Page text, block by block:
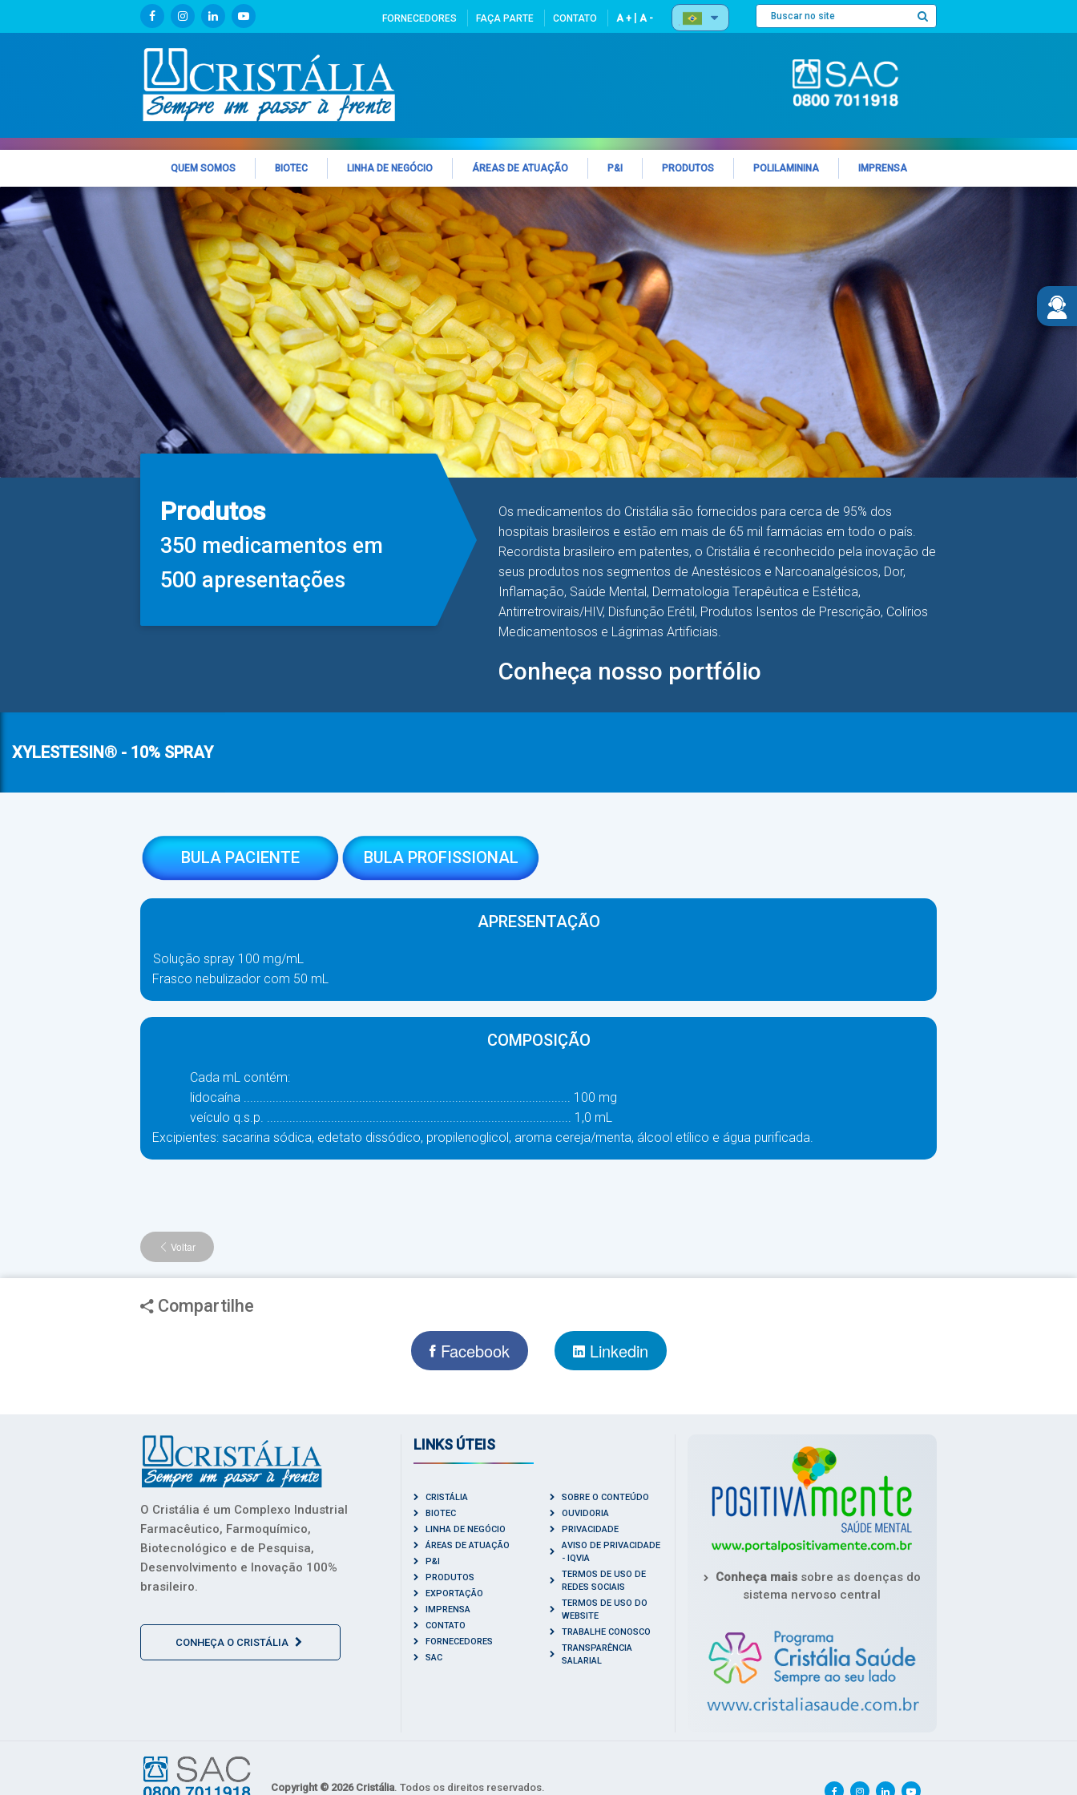
FORNECEDORES FAÇA PARTE CONTATO A + A -
QUEM SOMOS BIOTEC LINHA DE NEGÓCIO ÁREAS DE ATUAÇÃO P&I PRODUTOS POLILAMININA IMPRENSA
Produtos
350 medicamentos em
500 apresentações
Os medicamentos do Cristália são fornecidos para cerca de 95% dos
hospitais brasileiros e estão em mais de 65 mil farmácias em todo o país.
Recordista brasileiro em patentes, o Cristália é reconhecido pela inovação de
seus produtos nos segmentos de Anestésicos e Narcoanalgésicos, Dor,
Inflamação, Saúde Mental, Dermatologia Terapêutica e Estética,
Antirretrovirais/HIV, Disfunção Erétil, Produtos Isentos de Prescrição, Colírios
Medicamentosos e Lágrimas Artificiais.
Conheça nosso portfólio
XYLESTESIN® - 10% SPRAY
BULA PACIENTE BULA PROFISSIONAL
APRESENTAÇÃO
Solução spray 100 mg/mL
Frasco nebulizador com 50 mL
COMPOSIÇÃO
Cada mL contém:
lidocaína ...................................................................................................... 100 mg
veículo q.s.p. ............................................................................................... 1,0 mL
Excipientes: sacarina sódica, edetato dissódico, propilenoglicol, aroma cereja/menta, álcool etílico e água purificada.
Voltar
Compartilhe
Facebook Linkedin
O Cristália é um Complexo Industrial
Farmacêutico, Farmoquímico,
Biotecnológico e de Pesquisa,
Desenvolvimento e Inovação 100%
brasileiro.
CONHEÇA O CRISTÁLIA
LINKS ÚTEIS
CRISTÁLIA
BIOTEC
LINHA DE NEGÓCIO
ÁREAS DE ATUAÇÃO
P&I
PRODUTOS
EXPORTAÇÃO
IMPRENSA
CONTATO
FORNECEDORES
SAC
SOBRE O CONTEÚDO
OUVIDORIA
PRIVACIDADE
AVISO DE PRIVACIDADE
- IQVIA
TERMOS DE USO DE
REDES SOCIAIS
TERMOS DE USO DO
WEBSITE
TRABALHE CONOSCO
TRANSPARÊNCIA
SALARIAL
Conheça maissobre as doenças do
sistema nervoso central
Copyright © 2026 Cristália . Todos os direitos reservados.